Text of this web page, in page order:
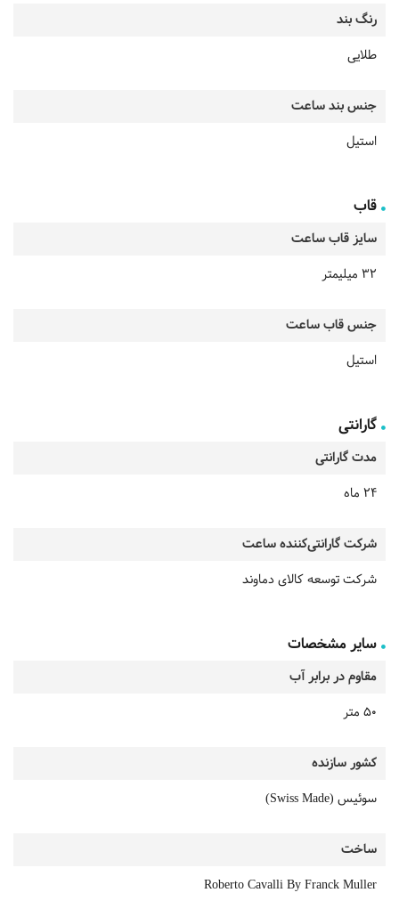
رنگ بند
طلایی
جنس بند ساعت
استیل
قاب
سایز قاب ساعت
32 میلیمتر
جنس قاب ساعت
استیل
گارانتی
مدت گارانتی
24 ماه
شرکت گارانتی‌کننده ساعت
شرکت توسعه کالای دماوند
سایر مشخصات
مقاوم در برابر آب
50 متر
کشور سازنده
سوئیس (Swiss Made)
ساخت
Roberto Cavalli By Franck Muller